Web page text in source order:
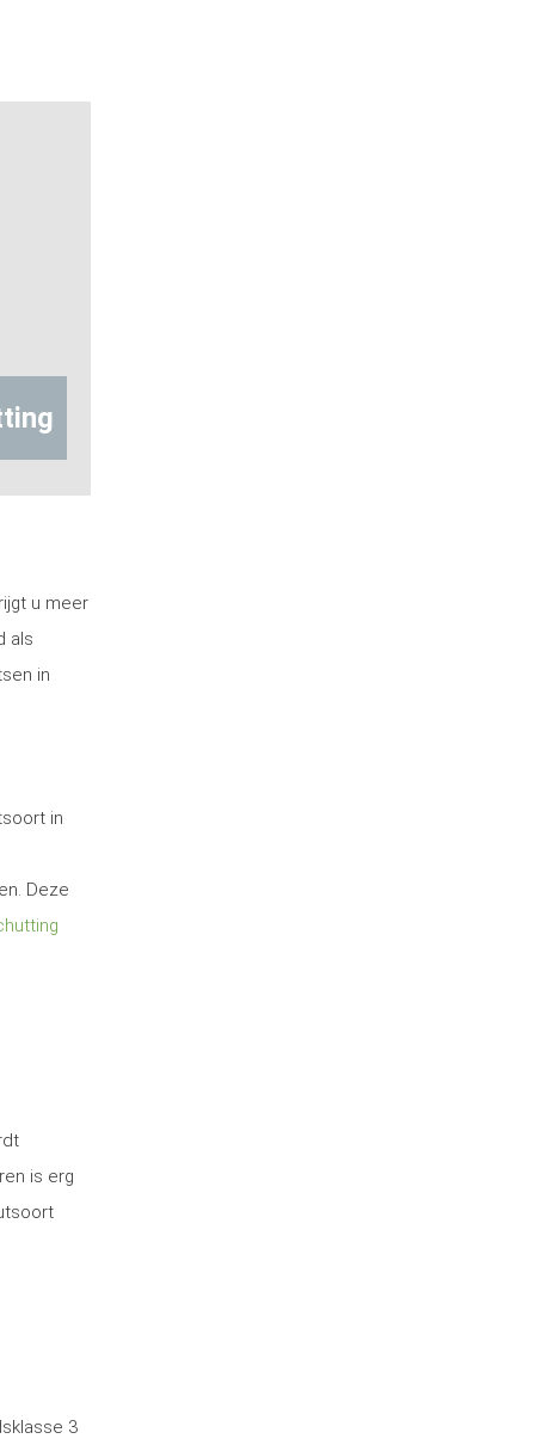
u meer
als
in
in
Deze
is erg
3